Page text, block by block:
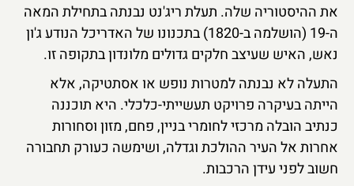
את ההיסטוריה שלה. תעלת ריג'נט נבנתה בתחילת המאה
ה-19 (הושלמה ב-1820) בתכנונו של האדריכל הנודע ג'ון
נאש, האיש שעיצב חלקים גדולים מלונדון בתקופה זו.
התעלה לא נבנתה למטרות נופש או אסתטיקה, אלא
הייתה בעיקרה פרויקט תעשייתי-כלכלי. היא תוכננה
כנתיב הובלה מרכזי לחומרי בניין, פחם, מזון וסחורות
אחרות אל העיר ההולכת וגדלה, ושימשה כעורק תחבורה
חשוב לפני עידן הרכבות.